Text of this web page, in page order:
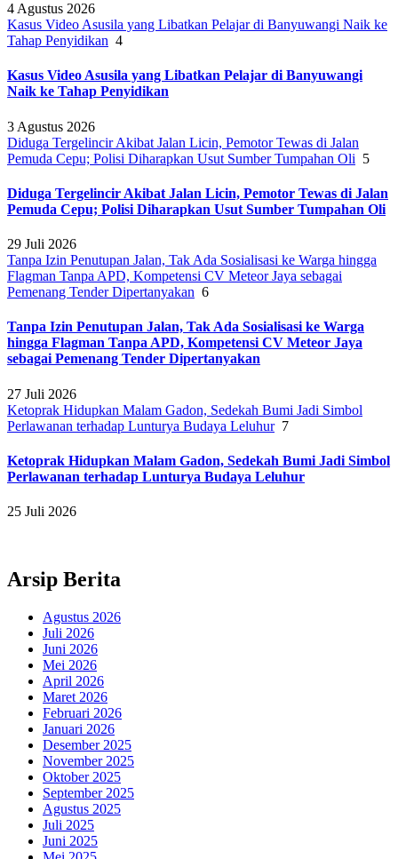
4 Agustus 2026
Kasus Video Asusila yang Libatkan Pelajar di Banyuwangi Naik ke
Tahap Penyidikan 4
Kasus Video Asusila yang Libatkan Pelajar di Banyuwangi
Naik ke Tahap Penyidikan
3 Agustus 2026
Diduga Tergelincir Akibat Jalan Licin, Pemotor Tewas di Jalan
Pemuda Cepu; Polisi Diharapkan Usut Sumber Tumpahan Oli 5
Diduga Tergelincir Akibat Jalan Licin, Pemotor Tewas di Jalan
Pemuda Cepu; Polisi Diharapkan Usut Sumber Tumpahan Oli
29 Juli 2026
Tanpa Izin Penutupan Jalan, Tak Ada Sosialisasi ke Warga hingga
Flagman Tanpa APD, Kompetensi CV Meteor Jaya sebagai
Pemenang Tender Dipertanyakan 6
Tanpa Izin Penutupan Jalan, Tak Ada Sosialisasi ke Warga
hingga Flagman Tanpa APD, Kompetensi CV Meteor Jaya
sebagai Pemenang Tender Dipertanyakan
27 Juli 2026
Ketoprak Hidupkan Malam Gadon, Sedekah Bumi Jadi Simbol
Perlawanan terhadap Lunturya Budaya Leluhur 7
Ketoprak Hidupkan Malam Gadon, Sedekah Bumi Jadi Simbol
Perlawanan terhadap Lunturya Budaya Leluhur
25 Juli 2026
Arsip Berita
Agustus 2026
Juli 2026
Juni 2026
Mei 2026
April 2026
Maret 2026
Februari 2026
Januari 2026
Desember 2025
November 2025
Oktober 2025
September 2025
Agustus 2025
Juli 2025
Juni 2025